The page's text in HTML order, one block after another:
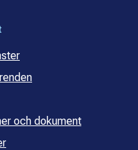
och dokument